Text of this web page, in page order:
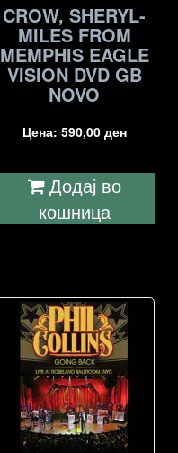
CROW, SHERYL-
MILES FROM
MEMPHIS EAGLE
VISION DVD GB
NOVO
Цена: 590,00 ден
Додај во
кошница